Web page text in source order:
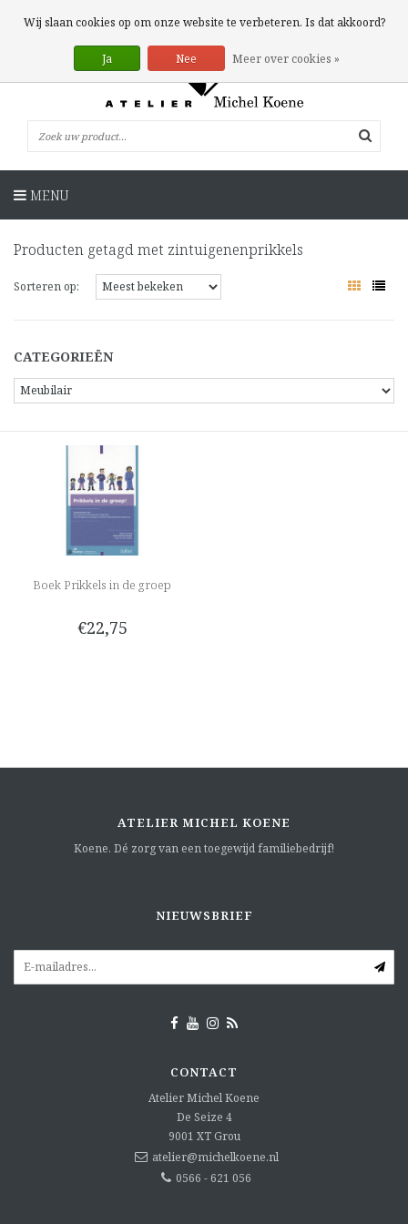
0 Artikelen
MENU
Producten getagd met zintuigenenprikkels
Sorteren op:
CATEGORIEËN
Boek Prikkels in de groep
€22,75
ATELIER MICHEL KOENE
Koene. Dé zorg van een toegewijd familiebedrijf!
NIEUWSBRIEF
CONTACT
Atelier Michel Koene
De Seize 4
9001 XT Grou
atelier@michelkoene.nl
0566 - 621 056
Wij slaan cookies op om onze website te verbeteren. Is dat akkoord?
Ja Nee Meer over cookies »